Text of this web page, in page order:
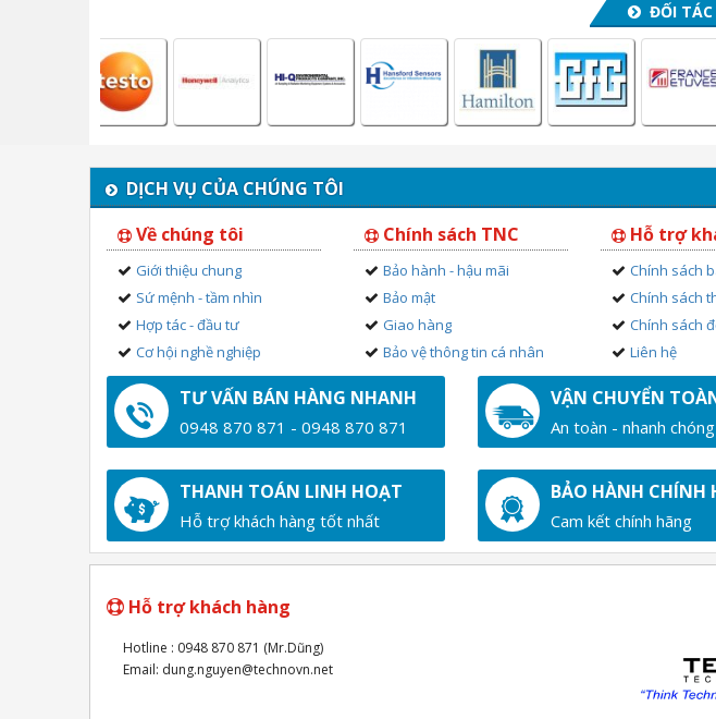
ĐỐI TÁC
DỊCH VỤ CỦA CHÚNG TÔI
Về chúng tôi
Giới thiệu chung
Sứ mệnh - tầm nhìn
Hợp tác - đầu tư
Cơ hội nghề nghiệp
Chính sách TNC
Bảo hành - hậu mãi
Bảo mật
Giao hàng
Bảo vệ thông tin cá nhân
Hỗ trợ
Chính sách
Chính sách
Chính sách
Liên hệ
TƯ VẤN BÁN HÀNG NHANH
0948 870 871 - 0948 870 871
VẬN CHUYỂN
An toàn - nhanh chóng
THANH TOÁN LINH HOẠT
Hỗ trợ khách hàng tốt nhất
BẢO HÀNH CHÍNH
Cam kết chính hãng
Hỗ trợ khách hàng
Hotline : 0948 870 871 (Mr.Dũng)
Email: dung.nguyen@technovn.net